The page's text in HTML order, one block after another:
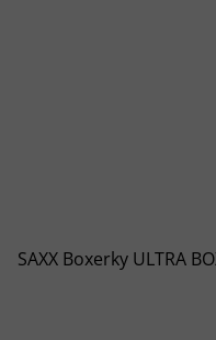
SAXX Boxerky ULTRA